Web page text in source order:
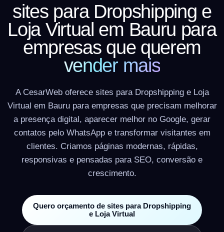
sites para Dropshipping e
Loja Virtual em Bauru para
empresas que querem
vender mais
A CesarWeb oferece sites para Dropshipping e Loja
Virtual em Bauru para empresas que precisam melhorar
a presença digital, aparecer melhor no Google, gerar
contatos pelo WhatsApp e transformar visitantes em
clientes. Criamos páginas modernas, rápidas,
responsivas e pensadas para SEO, conversão e
crescimento.
Quero orçamento de sites para Dropshipping
e Loja Virtual